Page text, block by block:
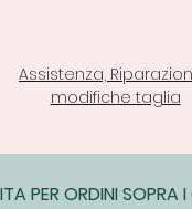
Assistenza,
modifiche taglia
PER ORDINI SOPRA